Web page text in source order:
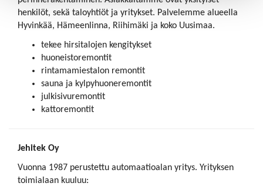
henkilöt, sekä taloyhtiöt ja yritykset. Palvelemme alueella
Hyvinkää, Hämeenlinna, Riihimäki ja koko Uusimaa.
tekee hirsitalojen kengitykset
huoneistoremontit
rintamamiestalon remontit
sauna ja kylpyhuoneremontit
julkisivuremontit
kattoremontit
Jehitek Oy
Vuonna 1987 perustettu automaatioalan yritys. Yrityksen
toimialaan kuuluu: